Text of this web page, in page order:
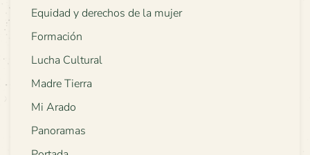
Equidad y derechos de la mujer
Formación
Lucha Cultural
Madre Tierra
Mi Arado
Panoramas